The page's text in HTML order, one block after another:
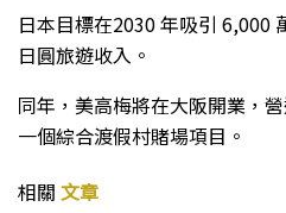
日本目標在2030 年吸引 6,000
日圓旅遊收入。
同年，美高梅將在大阪開業，
一個綜合渡假村賭場項目。
相關 文章